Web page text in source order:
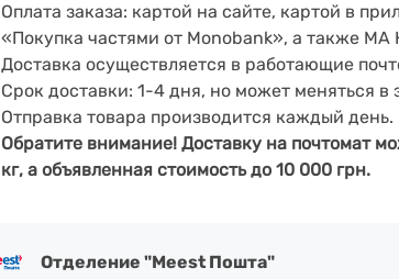
Оплата заказа: картой на сайте, картой в
«Покупка частями от Monobank», а также МА
Доставка осуществляется в работающие
Срок доставки: 1-4 дня, но может меняться в
Отправка товара производится каждый день.
Обратите внимание! Доставку на почтомат
кг, а объявленная стоимость до 10 000 грн.
Отделение "Meest Пошта"